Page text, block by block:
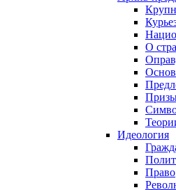
О
Идеология
Право